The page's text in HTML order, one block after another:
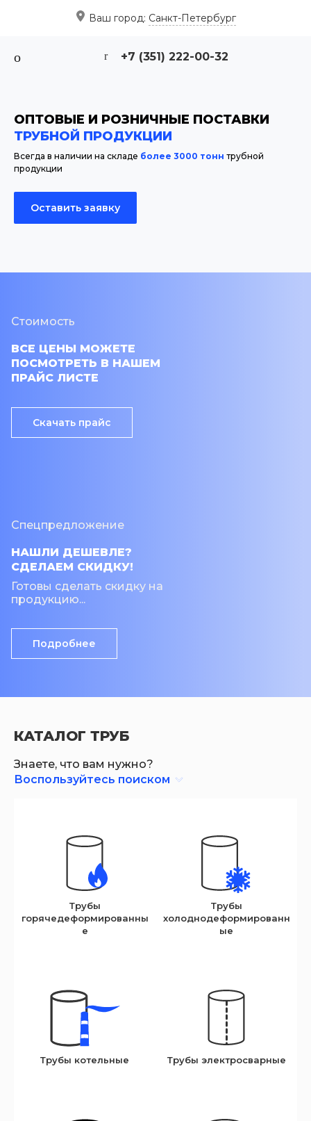
Ваш город: Санкт-Петербург
+7 (351) 222-00-32
ОПТОВЫЕ И РОЗНИЧНЫЕ ПОСТАВКИ
ТРУБНОЙ ПРОДУКЦИИ
Всегда в наличии на складе более 3000 тонн трубной
продукции
Оставить заявку
Стоимость
ВСЕ ЦЕНЫ МОЖЕТЕ
ПОСМОТРЕТЬ В НАШЕМ
ПРАЙС ЛИСТЕ
Скачать прайс
Спецпредложение
НАШЛИ ДЕШЕВЛЕ?
СДЕЛАЕМ СКИДКУ!
Готовы сделать скидку на
продукцию...
Подробнее
КАТАЛОГ ТРУБ
Знаете, что вам нужно?
Воспользуйтесь поиском
Трубы
горячедеформированны
е
Трубы
холоднодеформированн
ые
Трубы котельные Трубы электросварные